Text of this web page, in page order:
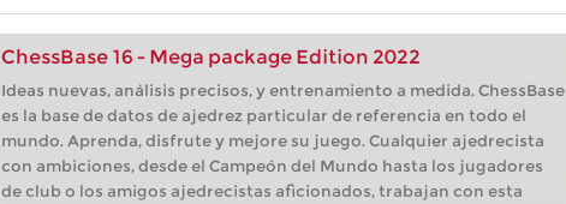
ChessBase 16 - Mega package Edition 2022
Ideas nuevas, análisis precisos, y entrenamiento a medida. ChessBase
es la base de datos de ajedrez particular de referencia en todo el
mundo. Aprenda, disfrute y mejore su juego. Cualquier ajedrecista
con ambiciones, desde el Campeón del Mundo hasta los jugadores
de club o los amigos ajedrecistas aficionados, trabajan con esta